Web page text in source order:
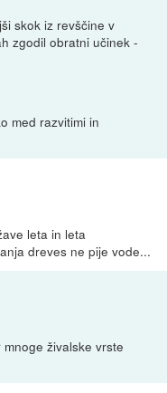
skok iz revščine v
zgodil obratni učinek -
med razvitimi in
leta in leta
dreves ne pije vode...
živalske vrste